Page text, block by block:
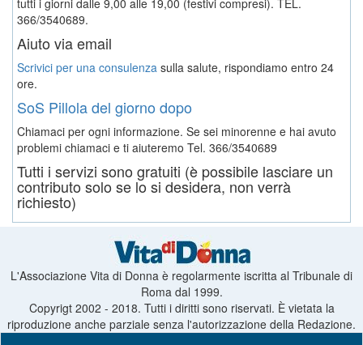
366/3540689.
Aiuto via email
Scrivici per una consulenza sulla salute, rispondiamo entro 24
ore.
SoS Pillola del giorno dopo
Chiamaci per ogni informazione. Se sei minorenne e hai avuto
problemi chiamaci e ti aiuteremo Tel. 366/3540689
Tutti i servizi sono gratuiti (è possibile lasciare un
contributo solo se lo si desidera, non verrà
richiesto)
L'Associazione Vita di Donna è regolarmente iscritta al Tribunale di
Roma dal 1999.
Copyrigt 2002 - 2018. Tutti i diritti sono riservati. È vietata la
riproduzione anche parziale senza l'autorizzazione della Redazione.